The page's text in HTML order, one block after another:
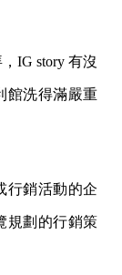
IG story 有沒
館洗得滿嚴重
行銷活動的企
規劃的行銷策